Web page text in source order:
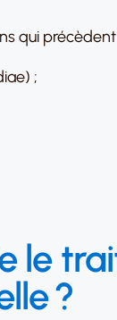
qui
;
le
?